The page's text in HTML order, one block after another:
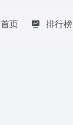
首页 排行榜